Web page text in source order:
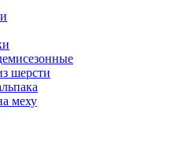
шерсти
меху